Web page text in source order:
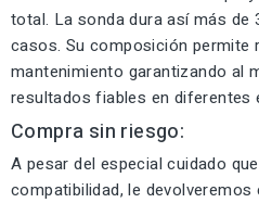
total. La sonda dura así más de
casos. Su composición permite
mantenimiento garantizando al
resultados fiables en diferentes
Compra sin riesgo:
A pesar del especial cuidado
compatibilidad, le